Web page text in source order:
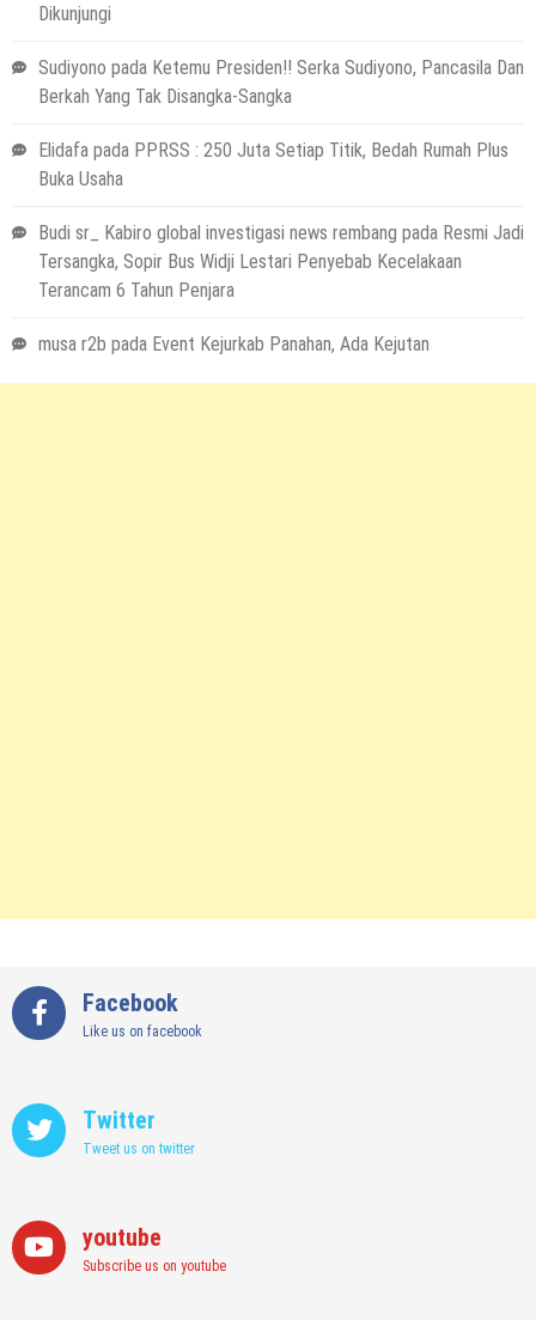
Dikunjungi
Sudiyono pada Ketemu Presiden!! Serka Sudiyono, Pancasila Dan
Berkah Yang Tak Disangka-Sangka
Elidafa pada PPRSS : 250 Juta Setiap Titik, Bedah Rumah Plus
Buka Usaha
Budi sr_ Kabiro global investigasi news rembang pada Resmi Jadi
Tersangka, Sopir Bus Widji Lestari Penyebab Kecelakaan
Terancam 6 Tahun Penjara
musa r2b pada Event Kejurkab Panahan, Ada Kejutan
Facebook
Like us on facebook
Twitter
Tweet us on twitter
youtube
Subscribe us on youtube